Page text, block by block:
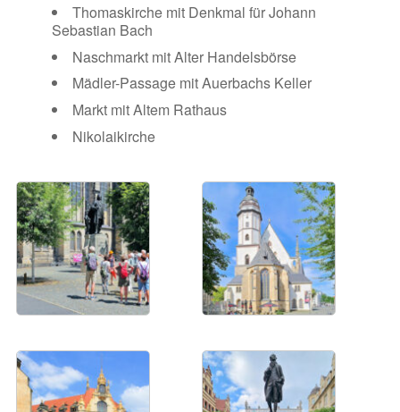
Thomaskirche mit Denkmal für Johann
Sebastian Bach
Naschmarkt mit Alter Handelsbörse
Mädler-Passage mit Auerbachs Keller
Markt mit Altem Rathaus
Nikolaikirche